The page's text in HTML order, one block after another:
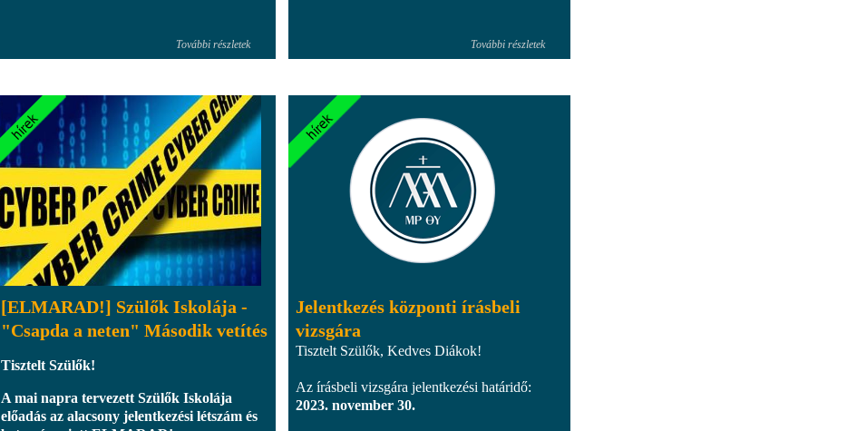
További részletek További részletek
[ELMARAD!] Szülők Iskolája -
"Csapda a neten" Második vetítés
Tisztelt Szülők!
A mai napra tervezett Szülők Iskolája
előadás az alacsony jelentkezési létszám és
Jelentkezés központi írásbeli
vizsgára
Tisztelt Szülők, Kedves Diákok!
Az írásbeli vizsgára jelentkezési határidő:
2023. november 30.